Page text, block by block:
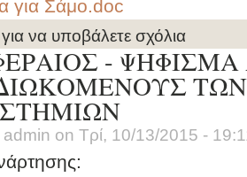
για Σάμο.doc
για να υποβάλετε σχόλια
-
ΤΩΝ
admin on Τρί, 10/13/2015 -